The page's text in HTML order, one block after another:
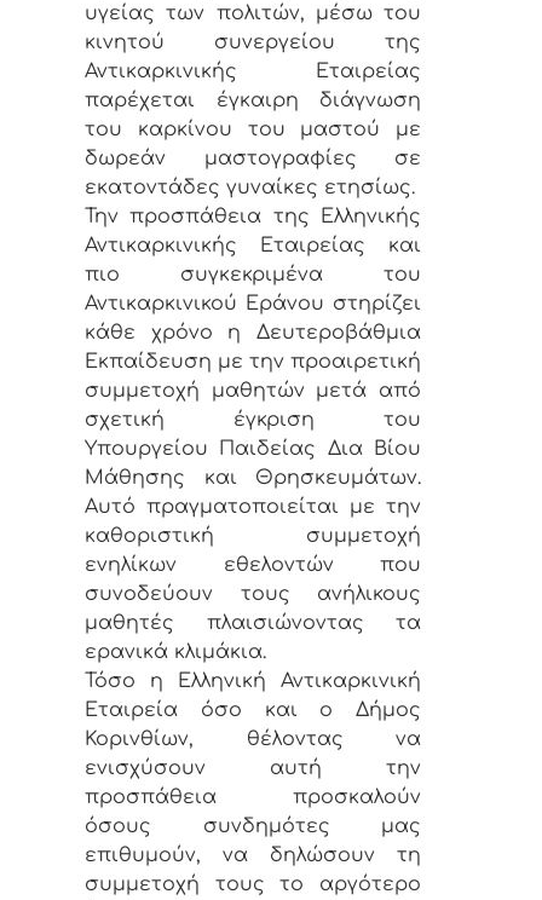
υγείας των πολιτών, μέσω του
κινητού συνεργείου της
Αντικαρκινικής Εταιρείας
παρέχεται έγκαιρη διάγνωση
του καρκίνου του μαστού με
δωρεάν μαστογραφίες σε
εκατοντάδες γυναίκες ετησίως.
Την προσπάθεια της Ελληνικής
Αντικαρκινικής Εταιρείας και
πιο συγκεκριμένα του
Αντικαρκινικού Εράνου στηρίζει
κάθε χρόνο η Δευτεροβάθμια
Εκπαίδευση με την προαιρετική
συμμετοχή μαθητών μετά από
σχετική έγκριση του
Υπουργείου Παιδείας Δια Βίου
Μάθησης και Θρησκευμάτων.
Αυτό πραγματοποιείται με την
καθοριστική συμμετοχή
ενηλίκων εθελοντών που
συνοδεύουν τους ανήλικους
μαθητές πλαισιώνοντας τα
ερανικά κλιμάκια.
Τόσο η Ελληνική Αντικαρκινική
Εταιρεία όσο και ο Δήμος
Κορινθίων, θέλοντας να
ενισχύσουν αυτή την
προσπάθεια προσκαλούν
όσους συνδημότες μας
επιθυμούν, να δηλώσουν τη
συμμετοχή τους το αργότερο